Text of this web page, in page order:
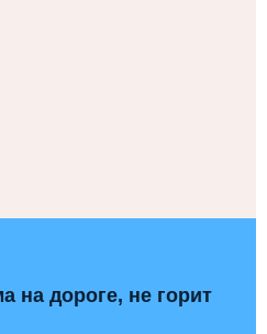
на дороге, не горит